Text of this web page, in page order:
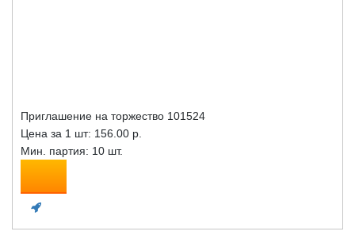
Приглашение на торжество 101524
Цена за 1 шт: 156.00 р.
Мин. партия: 10 шт.